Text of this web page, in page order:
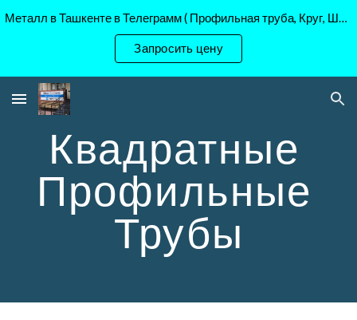
Skip to navigation
Металл в Ташкенте в Телеграмм ( Профильная труба, Круг, Шестигранник Ст45, 40Х, )
Запросить цену
Квадратные
Профильные
Трубы